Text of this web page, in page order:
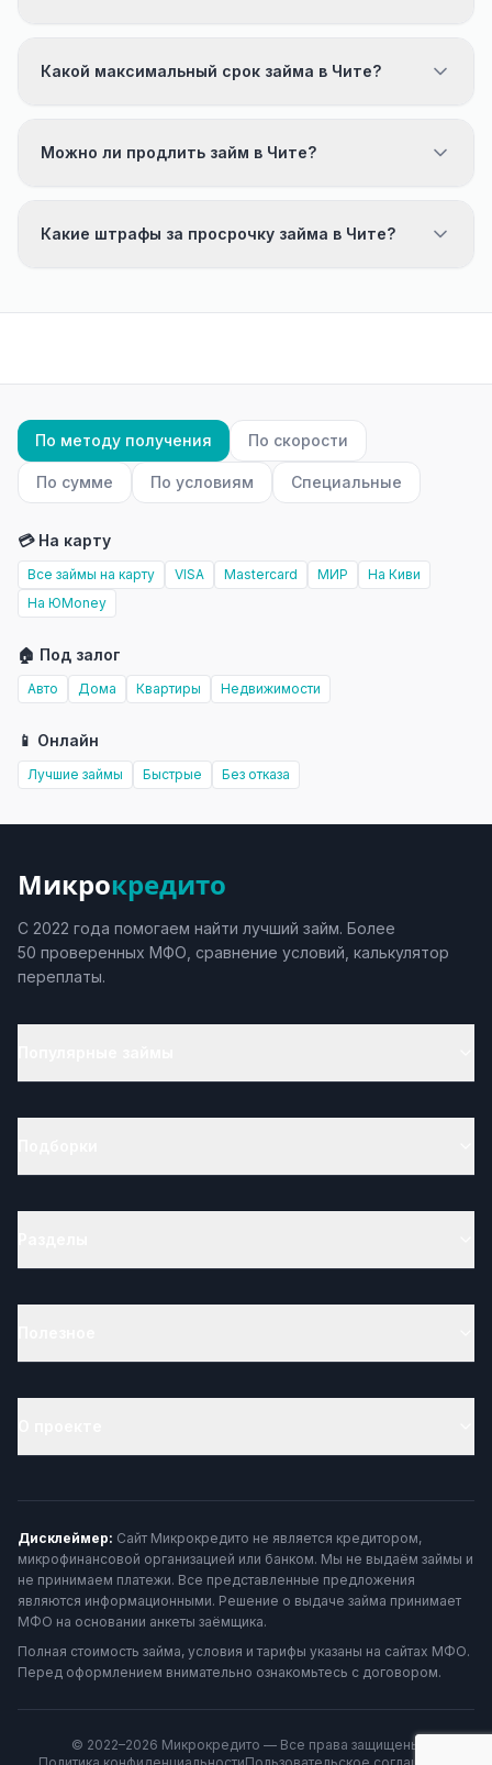
Какой максимальный срок займа в Чите?
Можно ли продлить займ в Чите?
Какие штрафы за просрочку займа в Чите?
По методу получения По скорости
По сумме По условиям Специальные
💳 На карту
Все займы на карту VISA Mastercard МИР
На Киви
На ЮMoney
🏠 Под залог
Авто Дома Квартиры Недвижимости
📱 Онлайн
Лучшие займы Быстрые Без отказа
Микрокредито
С 2022 года помогаем найти лучший займ. Более
50 проверенных МФО, сравнение условий, калькулятор
переплаты.
Дисклеймер: Сайт Микрокредито не является кредитором,
микрофинансовой организацией или банком. Мы не выдаём займы и
не принимаем платежи. Все представленные предложения
являются информационными. Решение о выдаче займа принимает
МФО на основании анкеты заёмщика.
Полная стоимость займа, условия и тарифы указаны на сайтах МФО.
Перед оформлением внимательно ознакомьтесь с договором.
© 2022–2026 Микрокредито — Все права защищены